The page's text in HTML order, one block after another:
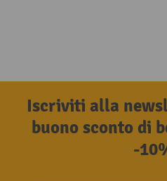
Iscriviti alla
buono sconto di
-